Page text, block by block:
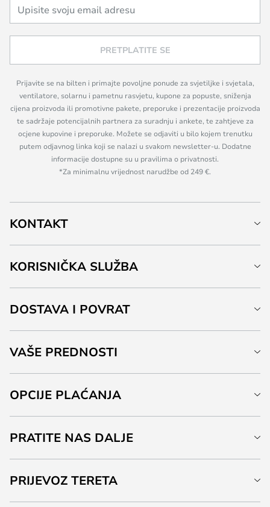
PRETPLATITE SE
Prijavite se na bilten i primajte povoljne ponude za svjetiljke i svjetala,
ventilatore, solarnu i pametnu rasvjetu, kupone za popuste, sniženja
cijena proizvoda ili promotivne pakete, preporuke i prezentacije proizvoda
te sadržaje potencijalnih partnera za suradnju i ankete, te zahtjeve za
ocjene kupovine i preporuke. Možete se odjaviti u bilo kojem trenutku
putem odjavnog linka koji se nalazi u svakom newsletter-u. Dodatne
informacije dostupne su u pravilima o privatnosti.
*Za minimalnu vrijednost narudžbe od 249 €.
KONTAKT
KORISNIČKA SLUŽBA
DOSTAVA I POVRAT
VAŠE PREDNOSTI
OPCIJE PLAĆANJA
PRATITE NAS DALJE
PRIJEVOZ TERETA